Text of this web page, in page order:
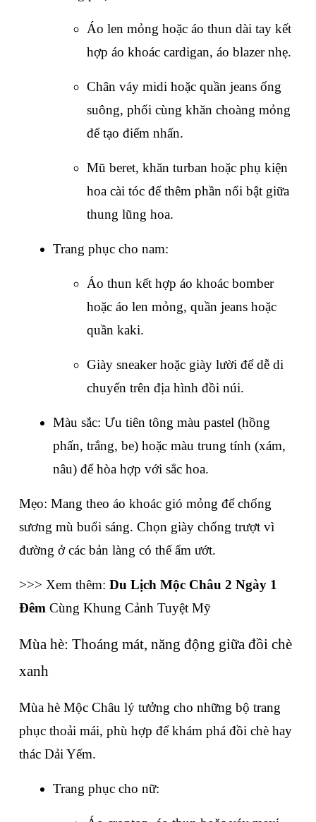
Áo len mỏng hoặc áo thun dài tay kết
hợp áo khoác cardigan, áo blazer nhẹ.
Chân váy midi hoặc quần jeans ống
suông, phối cùng khăn choàng mỏng
để tạo điểm nhấn.
Mũ beret, khăn turban hoặc phụ kiện
hoa cài tóc để thêm phần nổi bật giữa
thung lũng hoa.
Trang phục cho nam:
Áo thun kết hợp áo khoác bomber
hoặc áo len mỏng, quần jeans hoặc
quần kaki.
Giày sneaker hoặc giày lười để dễ di
chuyển trên địa hình đồi núi.
Màu sắc: Ưu tiên tông màu pastel (hồng
phấn, trắng, be) hoặc màu trung tính (xám,
nâu) để hòa hợp với sắc hoa.
Mẹo: Mang theo áo khoác gió mỏng để chống
sương mù buổi sáng. Chọn giày chống trượt vì
đường ở các bản làng có thể ẩm ướt.
>>> Xem thêm: Du Lịch Mộc Châu 2 Ngày 1
Đêm Cùng Khung Cảnh Tuyệt Mỹ
Mùa hè: Thoáng mát, năng động giữa đồi chè
xanh
Mùa hè Mộc Châu lý tưởng cho những bộ trang
phục thoải mái, phù hợp để khám phá đồi chè hay
thác Dải Yếm.
Trang phục cho nữ: